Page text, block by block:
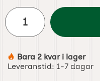
antal
Tillgänglighet:
Bara 2 kvar i lager
Leveranstid: 1-7 dagar